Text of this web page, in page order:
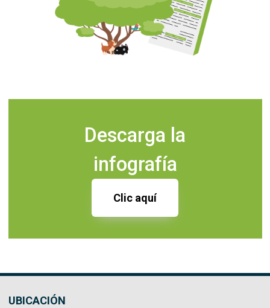
Descarga la
infografía
Clic aquí
UBICACIÓN